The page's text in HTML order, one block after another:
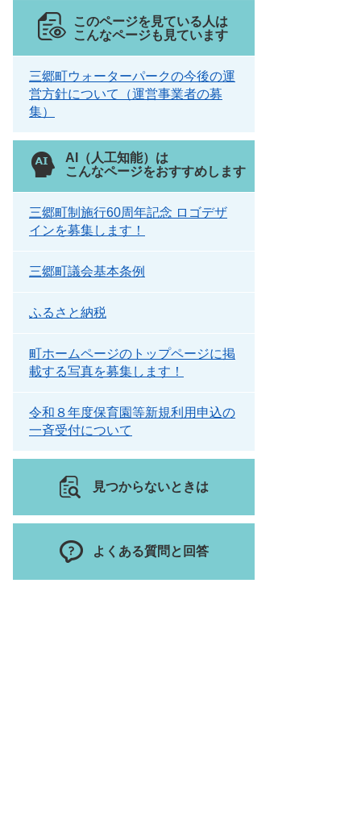
このページを見ている人は
こんなページも見ています
三郷町ウォーターパークの今後の運
営方針について（運営事業者の募
集）
AI（人工知能）は
こんなページをおすすめします
三郷町制施行60周年記念 ロゴデザ
インを募集します！
三郷町議会基本条例
ふるさと納税
町ホームページのトップページに掲
載する写真を募集します！
令和８年度保育園等新規利用申込の
一斉受付について
見つからないときは
よくある質問と回答